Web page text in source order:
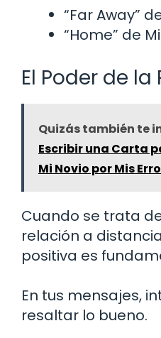
“Far Away”
“Home” de
El Poder de
Quizás también te
Escribir una Carta
Mi Novio por Mis
Cuando se trata
relación a
positiva es
En tus mensajes,
resaltar lo bueno.